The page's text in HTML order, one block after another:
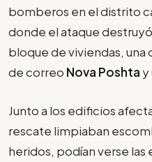
bomberos en el distrito
donde el ataque
bloque de viviendas, una
de correo Nova Poshta y
Junto a los edificios
rescate limpiaban
heridos, podían verse las